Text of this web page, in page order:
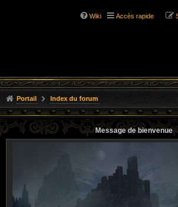
Wiki Accès rapide
Portail Index du forum
Message de bienvenue